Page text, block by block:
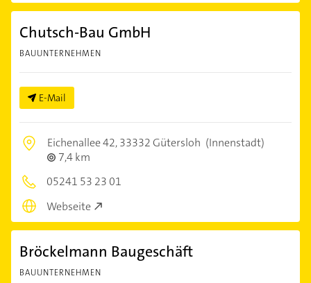
Chutsch-Bau GmbH
BAUUNTERNEHMEN
E-Mail
Eichenallee 42,33332 Gütersloh (Innenstadt)
7,4 km
05241 53 23 01
Webseite
Bröckelmann Baugeschäft
BAUUNTERNEHMEN